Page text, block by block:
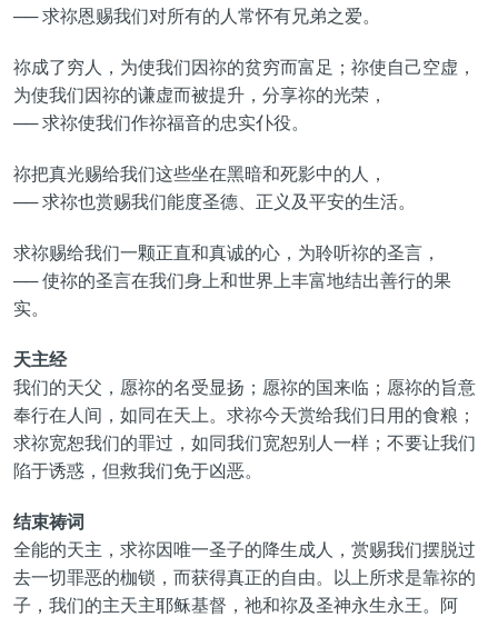
── 求祢恩赐我们对所有的人常怀有兄弟之爱。
祢成了穷人，为使我们因祢的贫穷而富足；祢使自己空虚，
为使我们因祢的谦虚而被提升，分享祢的光荣，
── 求祢使我们作祢福音的忠实仆役。
祢把真光赐给我们这些坐在黑暗和死影中的人，
── 求祢也赏赐我们能度圣德、正义及平安的生活。
求祢赐给我们一颗正直和真诚的心，为聆听祢的圣言，
── 使祢的圣言在我们身上和世界上丰富地结出善行的果
实。
天主经
我们的天父，愿祢的名受显扬；愿祢的国来临；愿祢的旨意
奉行在人间，如同在天上。求祢今天赏给我们日用的食粮；
求祢宽恕我们的罪过，如同我们宽恕别人一样；不要让我们
陷于诱惑，但救我们免于凶恶。
结束祷词
全能的天主，求祢因唯一圣子的降生成人，赏赐我们摆脱过
去一切罪恶的枷锁，而获得真正的自由。以上所求是靠祢的
子，我们的主天主耶稣基督，祂和祢及圣神永生永王。阿